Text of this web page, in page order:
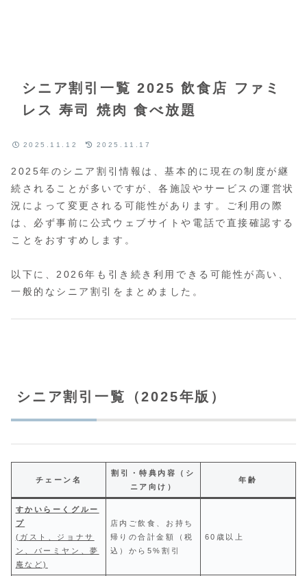
シニア割引一覧 2025 飲食店 ファミ
レス 寿司 焼肉 食べ放題
2025.11.12 2025.11.17
2025年のシニア割引情報は、基本的に現在の制度が継
続されることが多いですが、各施設やサービスの運営状
況によって変更される可能性があります。ご利用の際
は、必ず事前に公式ウェブサイトや電話で直接確認する
ことをおすすめします。
以下に、2026年も引き続き利用できる可能性が高い、
一般的なシニア割引をまとめました。
シニア割引一覧（2025年版）
チェーン名
割引・特典内容（シ
ニア向け）
年齢
すかいらーくグルー
プ
(ガスト、ジョナサ
ン、バーミヤン、夢
庵など)
店内ご飲食、お持ち
帰りの合計金額（税
込）から5%割引
60歳以上